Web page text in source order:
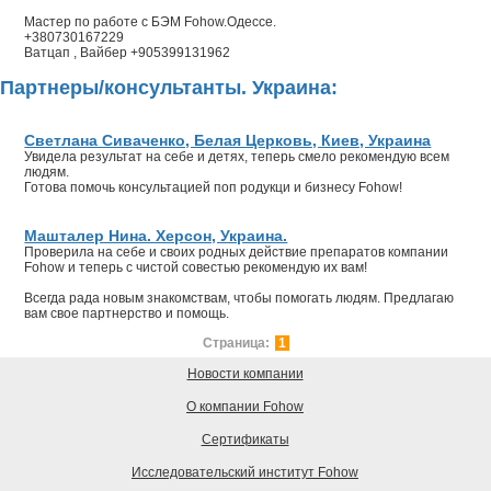
Мастер по работе с БЭМ Fohow.Одессе.
+380730167229
Ватцап , Вайбер +905399131962
Партнеры/консультанты. Украина:
Светлана Сиваченко, Белая Церковь, Киев, Украина
Увидела результат на себе и детях, теперь смело рекомендую всем
людям.
Готова помочь консультацией поп родукци и бизнесу Fohow!
Машталер Нина. Херсон, Украина.
Проверила на себе и своих родных действие препаратов компании
Fohow и теперь с чистой совестью рекомендую их вам!
Всегда рада новым знакомствам, чтобы помогать людям. Предлагаю
вам свое партнерство и помощь.
Страница:
1
Новости компании
О компании Fohow
Сертификаты
Исследовательский институт Fohow